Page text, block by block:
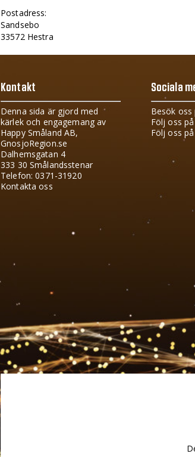
Postadress:
Sandsebo
33572 Hestra
Kontakt
Denna sida är gjord med
kärlek och engagemang av
Happy Småland AB,
GnosjoRegion.se
Dalhemsgatan 4
333 30 Smålandsstenar
Telefon: 0371-31920
Kontakta oss
Sociala
Besök oss
Följ oss
Följ oss